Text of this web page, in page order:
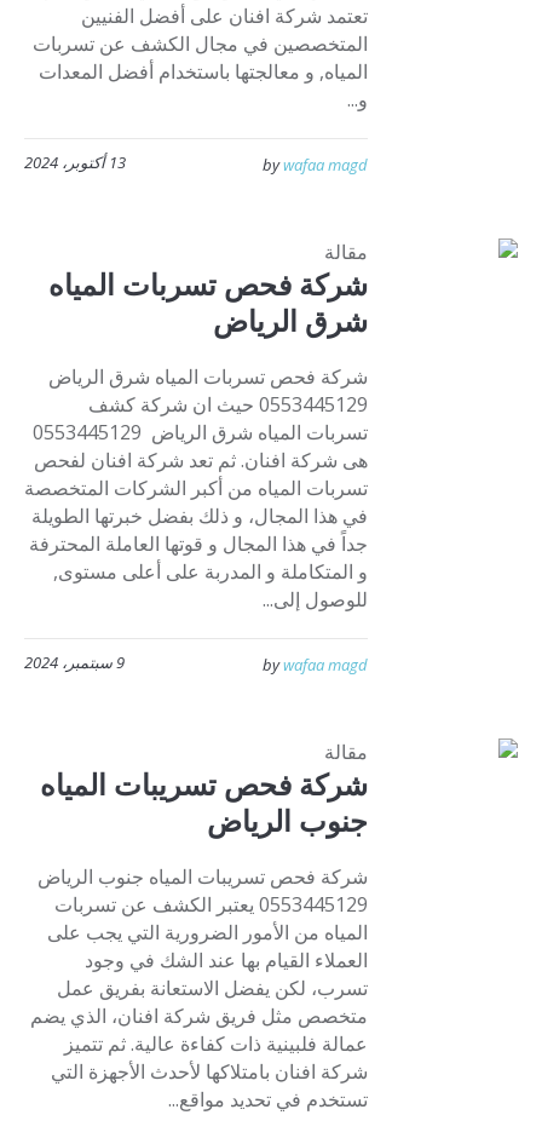
تعتمد شركة افنان على أفضل الفنيين
المتخصصين في مجال الكشف عن تسربات
المياه, و معالجتها باستخدام أفضل المعدات
و...
13 أكتوبر، 2024 bywafaa magd
مقالة
شركة فحص تسربات المياه
شرق الرياض
شركة فحص تسربات المياه شرق الرياض
0553445129 حيث ان شركة كشف
تسربات المياه شرق الرياض 0553445129
هى شركة افنان. ثم تعد شركة افنان لفحص
تسربات المياه من أكبر الشركات المتخصصة
في هذا المجال، و ذلك بفضل خبرتها الطويلة
جداً في هذا المجال و قوتها العاملة المحترفة
و المتكاملة و المدربة على أعلى مستوى,
للوصول إلى...
9 سبتمبر، 2024 bywafaa magd
مقالة
شركة فحص تسريبات المياه
جنوب الرياض
شركة فحص تسريبات المياه جنوب الرياض
0553445129 يعتبر الكشف عن تسربات
المياه من الأمور الضرورية التي يجب على
العملاء القيام بها عند الشك في وجود
تسرب، لكن يفضل الاستعانة بفريق عمل
متخصص مثل فريق شركة افنان، الذي يضم
عمالة فلبينية ذات كفاءة عالية. ثم تتميز
شركة افنان بامتلاكها لأحدث الأجهزة التي
تستخدم في تحديد مواقع...